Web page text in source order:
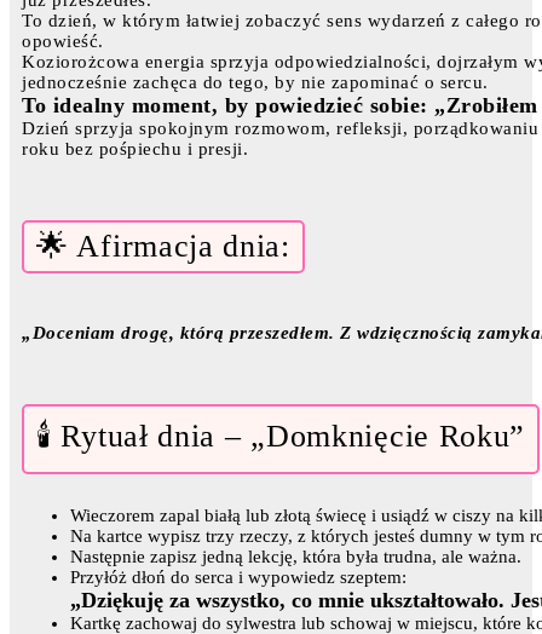
To dzień, w którym łatwiej zobaczyć sens wydarzeń z całego
opowieść.
Koziorożcowa energia sprzyja odpowiedzialności, dojrzałym
jednocześnie zachęca do tego, by nie zapominać o sercu.
To idealny moment, by powiedzieć sobie:
Dzień sprzyja spokojnym rozmowom, refleksji,
roku bez pośpiechu i presji.
🌟 Afirmacja dnia:
„Doceniam drogę, którą przeszedłem. Z wdzięcznością
🕯️ Rytuał dnia – „Domknięcie Roku”
Wieczorem zapal białą lub złotą świecę i usiądź w ciszy na
Na kartce wypisz trzy rzeczy, z których jesteś dumny w tym
Następnie zapisz jedną lekcję, która była trudna, ale ważna.
Przyłóż dłoń do serca i wypowiedz szeptem:
„Dziękuję za wszystko, co mnie ukształtowało.
Kartkę zachowaj do sylwestra lub schowaj w miejscu, które